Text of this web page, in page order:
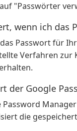
"Passwörter
wenn ich das
Passwort für
Verfahren
der Google
Password
die